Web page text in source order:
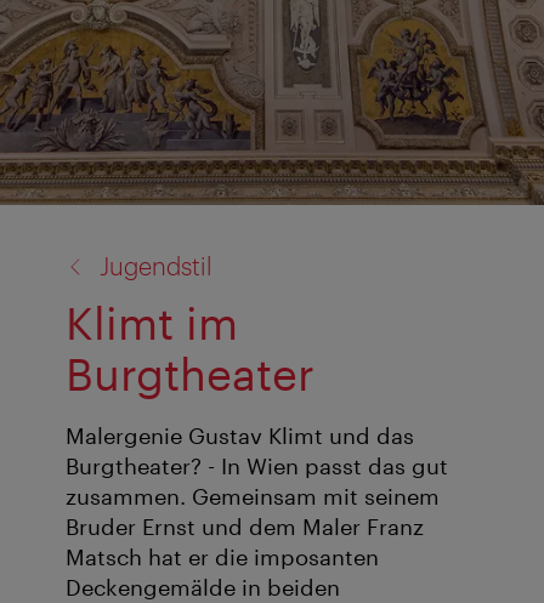
Jugendstil
Klimt im
Burgtheater
Malergenie Gustav Klimt und das
Burgtheater? - In Wien passt das gut
zusammen. Gemeinsam mit seinem
Bruder Ernst und dem Maler Franz
Matsch hat er die imposanten
Deckengemälde in beiden